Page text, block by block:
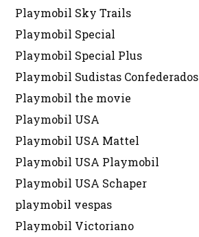
Playmobil Sky Trails
Playmobil Special
Playmobil Special Plus
Playmobil Sudistas Confederados
Playmobil the movie
Playmobil USA
Playmobil USA Mattel
Playmobil USA Playmobil
Playmobil USA Schaper
playmobil vespas
Playmobil Victoriano